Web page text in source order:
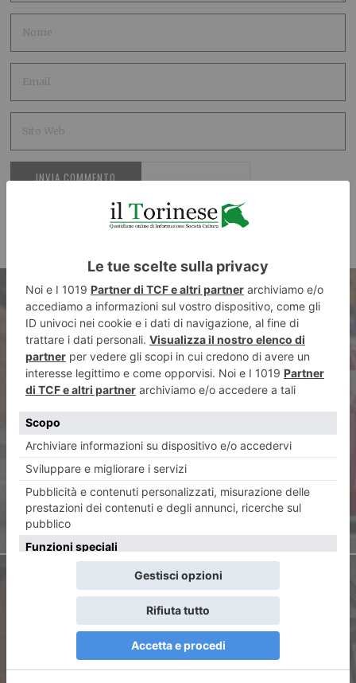
ARTICOLO PRECEDENTE
Auto storiche, torna la Susa –
Moncenisio
ARTICOLO SUCCESSIVO